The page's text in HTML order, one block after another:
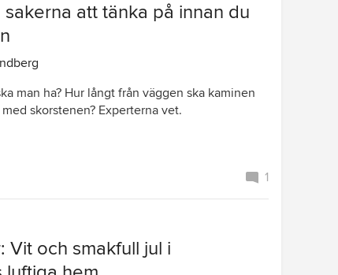
att tänka på innan du
man ha? Hur långt från väggen ska kaminen
skorstenen? Experterna vet.
1
Vit och smakfull jul i